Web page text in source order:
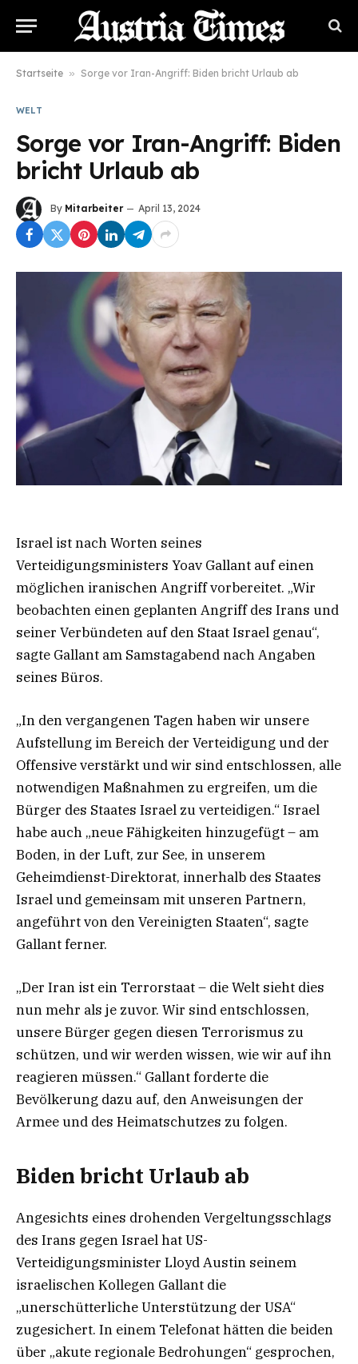
Startseite » Sorge vor Iran-Angriff: Biden bricht Urlaub ab
WELT
Sorge vor Iran-Angriff: Biden
bricht Urlaub ab
By Mitarbeiter April 13, 2024
Israel ist nach Worten seines
Verteidigungsministers Yoav Gallant auf einen
möglichen iranischen Angriff vorbereitet. „Wir
beobachten einen geplanten Angriff des Irans und
seiner Verbündeten auf den Staat Israel genau“,
sagte Gallant am Samstagabend nach Angaben
seines Büros.
„In den vergangenen Tagen haben wir unsere
Aufstellung im Bereich der Verteidigung und der
Offensive verstärkt und wir sind entschlossen, alle
notwendigen Maßnahmen zu ergreifen, um die
Bürger des Staates Israel zu verteidigen.“ Israel
habe auch „neue Fähigkeiten hinzugefügt – am
Boden, in der Luft, zur See, in unserem
Geheimdienst-Direktorat, innerhalb des Staates
Israel und gemeinsam mit unseren Partnern,
angeführt von den Vereinigten Staaten“, sagte
Gallant ferner.
„Der Iran ist ein Terrorstaat – die Welt sieht dies
nun mehr als je zuvor. Wir sind entschlossen,
unsere Bürger gegen diesen Terrorismus zu
schützen, und wir werden wissen, wie wir auf ihn
reagieren müssen.“ Gallant forderte die
Bevölkerung dazu auf, den Anweisungen der
Armee und des Heimatschutzes zu folgen.
Biden bricht Urlaub ab
Angesichts eines drohenden Vergeltungsschlags
des Irans gegen Israel hat US-
Verteidigungsminister Lloyd Austin seinem
israelischen Kollegen Gallant die
„unerschütterliche Unterstützung der USA“
zugesichert. In einem Telefonat hätten die beiden
über „akute regionale Bedrohungen“ gesprochen,